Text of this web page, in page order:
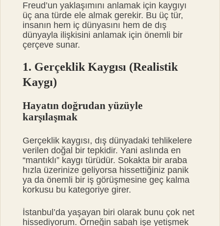
Freud’un yaklaşımını anlamak için kaygıyı
üç ana türde ele almak gerekir. Bu üç tür,
insanın hem iç dünyasını hem de dış
dünyayla ilişkisini anlamak için önemli bir
çerçeve sunar.
1. Gerçeklik Kaygısı (Realistik
Kaygı)
Hayatın doğrudan yüzüyle
karşılaşmak
Gerçeklik kaygısı, dış dünyadaki tehlikelere
verilen doğal bir tepkidir. Yani aslında en
“mantıklı” kaygı türüdür. Sokakta bir araba
hızla üzerinize geliyorsa hissettiğiniz panik
ya da önemli bir iş görüşmesine geç kalma
korkusu bu kategoriye girer.
İstanbul’da yaşayan biri olarak bunu çok net
hissediyorum. Örneğin sabah işe yetişmek